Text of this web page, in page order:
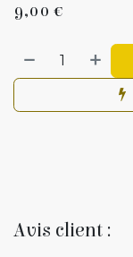
9,00 €
Avis client :